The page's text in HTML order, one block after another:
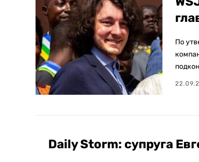
По
Daily Storm: супруга